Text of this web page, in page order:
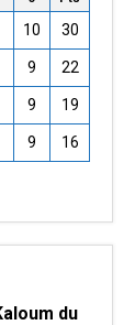
10 30
9 22
9 19
9 16
du